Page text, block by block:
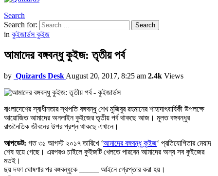
Search
Search for:
Search
in কুইজার্ডস কুইজ
আমাদের বঙ্গবন্ধু কুইজ: তৃতীয় পর্ব
by Quizards Desk August 20, 2017, 8:25 am 2.4k Views
বাংলাদেশের স্বাধীনতার স্থপতি বঙ্গবন্ধু শেখ মুজিবুর রহমানের শাহাদাৎবার্ষিকী উপলক্ষে
আয়োজিত আমাদের অনলাইন কুইজের তৃতীয় পর্ব থাকছে আজ। মূলত বঙ্গবন্ধুর
রাজনৈতিক জীবনের উপর প্রশ্ন থাকছে এখানে।
আপডেট: গত ৩১ আগস্ট ২০১৭ তারিখে ‘আমাদের বঙ্গবন্ধু কুইজ‘ প্রতিযোগিতার মেয়াদ
শেষ হয়ে গেছে। এরপরও চাইলে কুইজটি খেলতে পারবেন আমাদের অন্য সব কুইজের
মতই।
ছয় দফা ঘোষণার পর বঙ্গবন্ধুকে _____ আইনে গ্রেপ্তার করা হয়।